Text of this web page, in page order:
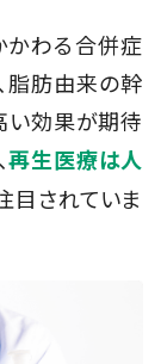
わる合併症
脂肪由来の幹
い効果が期待
再生医療は人
目されていま